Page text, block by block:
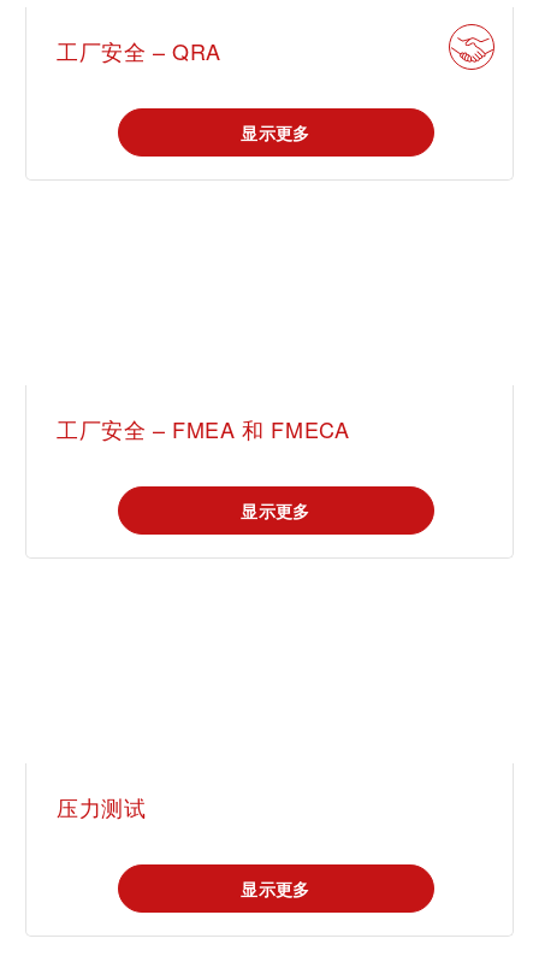
工厂安全 – QRA
显示更多
工厂安全 – FMEA 和 FMECA
显示更多
压力测试
显示更多